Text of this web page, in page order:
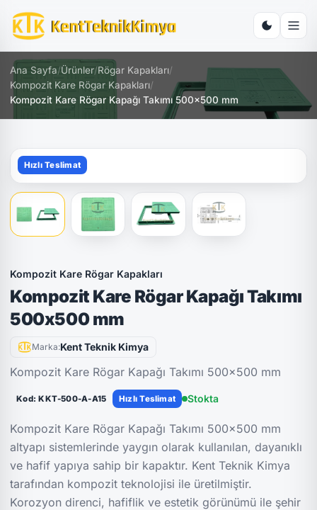
Ana Sayfa/Ürünler/Rögar Kapakları/
Kompozit Kare Rögar Kapakları/
Kompozit Kare Rögar Kapağı Takımı 500x500 mm
Hızlı Teslimat
Kompozit Kare Rögar Kapakları
Kompozit Kare Rögar Kapağı Takımı
500x500 mm
Marka:Kent Teknik Kimya
Kompozit Kare Rögar Kapağı Takımı 500x500 mm
Kod: KKT-500-A-A15 Hızlı Teslimat Stokta
Kompozit Kare Rögar Kapağı Takımı 500×500 mm
altyapı sistemlerinde yaygın olarak kullanılan, dayanıklı
ve hafif yapıya sahip bir kapaktır. Kent Teknik Kimya
tarafından kompozit teknolojisi ile üretilmiştir.
Korozyon direnci, hafiflik ve estetik görünümü ile şehir